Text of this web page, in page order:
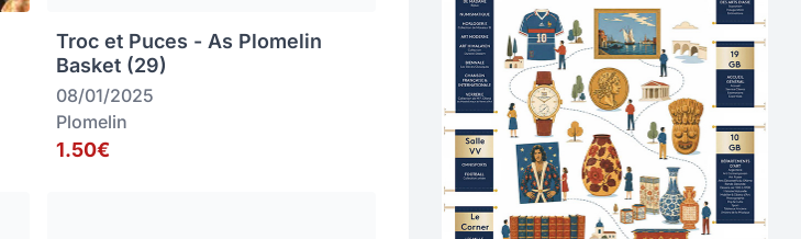
Troc et Puces - As Plomelin
Basket (29)
08/01/2025
Plomelin
1.50€